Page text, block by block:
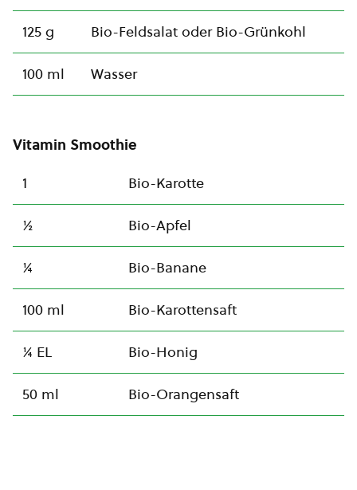
125 g Bio-Feldsalat oder Bio-Grünkohl
100 ml Wasser
Vitamin Smoothie
1
Bio-Karotte
½ Bio-Apfel
¼ Bio-Banane
100 ml Bio-Karottensaft
¼ EL Bio-Honig
50 ml Bio-Orangensaft